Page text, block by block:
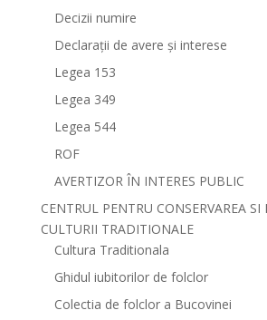
Decizii numire
Declarații de avere și interese
Legea 153
Legea 349
Legea 544
ROF
AVERTIZOR ÎN INTERES PUBLIC
CENTRUL PENTRU CONSERVAREA SI
CULTURII TRADITIONALE
Cultura Traditionala
Ghidul iubitorilor de folclor
Colectia de folclor a Bucovinei